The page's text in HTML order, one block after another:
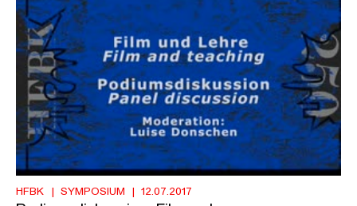
HFBK SYMPOSIUM 12.07.2017